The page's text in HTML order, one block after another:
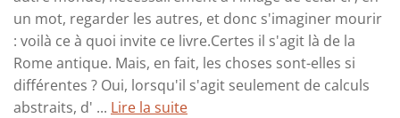
un mot, regarder les autres, et donc s'imaginer mourir
: voilà ce à quoi invite ce livre.Certes il s'agit là de la
Rome antique. Mais, en fait, les choses sont-elles si
différentes ? Oui, lorsqu'il s'agit seulement de calculs
abstraits, d' ... Lire la suite